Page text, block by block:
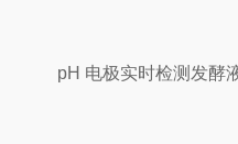
pH 电极实时检测发酵液